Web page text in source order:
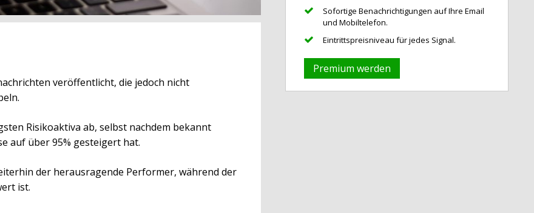
veröffentlicht, die jedoch nicht
Risikoaktiva ab, selbst nachdem bekannt
auf über 95% gesteigert hat.
der herausragende Performer, während der
ist.
Sofortige Benachrichtigungen auf Ihre Email
und Mobiltelefon.
Eintrittspreisniveau für jedes Signal.
Premium werden